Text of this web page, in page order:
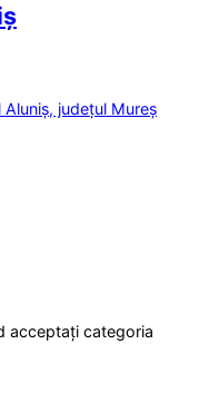
județul Mureș
acceptați categoria